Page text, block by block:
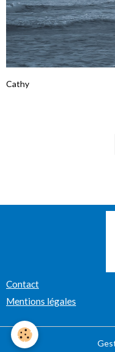
Cathy
Contact
Mentions légales